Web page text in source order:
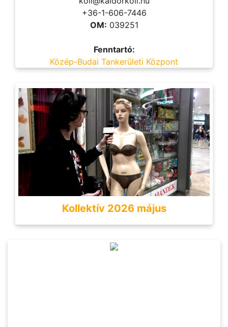
+36-1-606-7446
OM: 039251
Fenntartó:
Közép-Budai Tankerületi Központ
Kollektív 2026 május